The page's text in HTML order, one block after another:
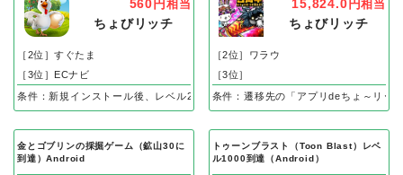
560円 相当
ちょびリッチ
［2位］すぐたま
［3位］ECナビ
条件：新規インストール後、レベル25到達で成果
15,824.0円相当
ちょびリッチ
［2位］ワラウ
［3位］
条件：遷移先の「アプリdeちょ～リッ
金とゴブリンの採掘ゲーム（鉱山30に
到達）Android
トゥーンブラスト（Toon Blast）レベ
ル1000到達（Android）